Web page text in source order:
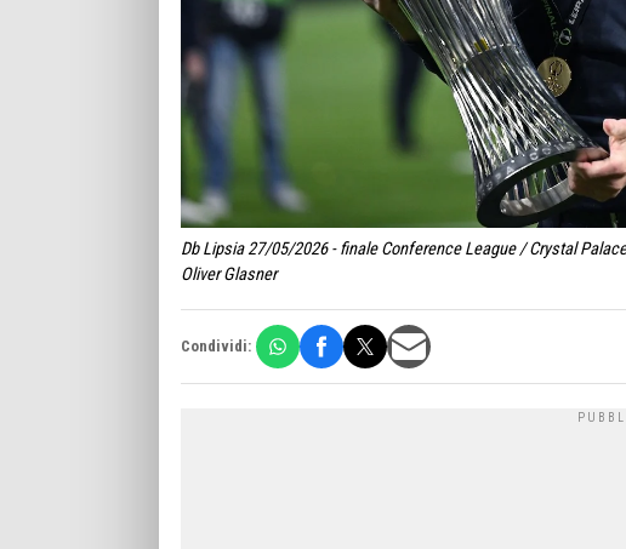
Db Lipsia 27/05/2026 - finale Conference League / Crystal
Oliver Glasner
Condividi: